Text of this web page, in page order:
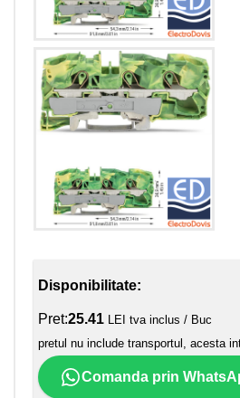
Disponibilitate:
Pret:25.41 LEI tva inclus / Buc
pretul nu include transportul, acesta
Comanda prin